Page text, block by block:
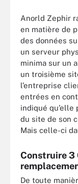
Anorld Zephir
en matière de
des données
un serveur
minima sur un
un troisième
l’entreprise
entrées en
indiqué qu’elle
du site de son
Mais celle-ci
Construire 3
De toute